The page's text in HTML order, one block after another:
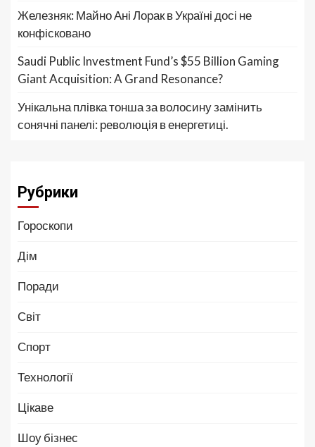
Железняк: Майно Ані Лорак в Україні досі не
конфісковано
Saudi Public Investment Fund’s $55 Billion Gaming
Giant Acquisition: A Grand Resonance?
Унікальна плівка тонша за волосину замінить
сонячні панелі: революція в енергетиці.
Рубрики
Гороскопи
Дім
Поради
Світ
Спорт
Технології
Цікаве
Шоу бізнес